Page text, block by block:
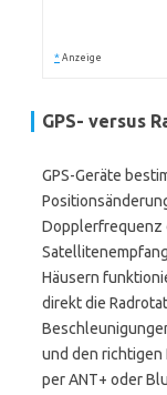
* Anzeige
GPS- versus
GPS-Geräte
Dopplerfrequenz
Häusern
direkt die
und den richtigen
per ANT+ oder